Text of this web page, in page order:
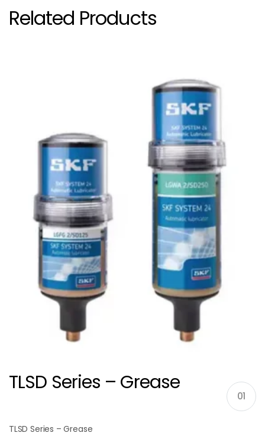
Related Products
TLSD Series – Grease
01
TLSD Series – Grease